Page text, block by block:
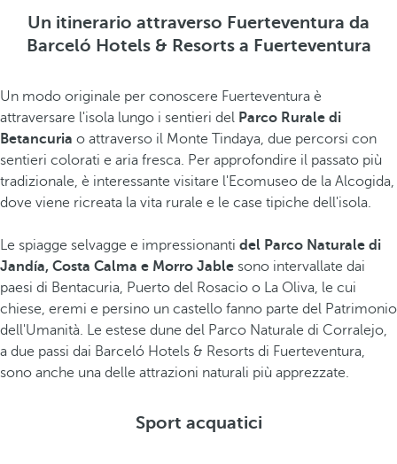
Un itinerario attraverso Fuerteventura da
Barceló Hotels & Resorts a Fuerteventura
Un modo originale per conoscere Fuerteventura è
attraversare l'isola lungo i sentieri del Parco Rurale di
Betancuria o attraverso il Monte Tindaya, due percorsi con
sentieri colorati e aria fresca. Per approfondire il passato più
tradizionale, è interessante visitare l'Ecomuseo de la Alcogida,
dove viene ricreata la vita rurale e le case tipiche dell'isola.
Le spiagge selvagge e impressionanti del Parco Naturale di
Jandía, Costa Calma e Morro Jable sono intervallate dai
paesi di Bentacuria, Puerto del Rosacio o La Oliva, le cui
chiese, eremi e persino un castello fanno parte del Patrimonio
dell'Umanità. Le estese dune del Parco Naturale di Corralejo,
a due passi dai Barceló Hotels & Resorts di Fuerteventura,
sono anche una delle attrazioni naturali più apprezzate.
Sport acquatici